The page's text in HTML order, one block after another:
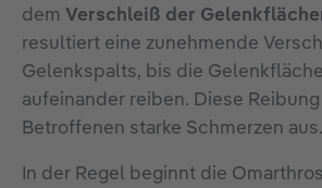
dem Verschleiß der
resultiert eine zunehmende
Gelenkspalts, bis die
aufeinander reiben. Diese
Betroffenen starke Schmerzen aus.
In der Regel beginnt die